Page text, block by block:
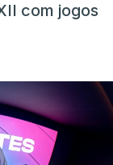
com jogos